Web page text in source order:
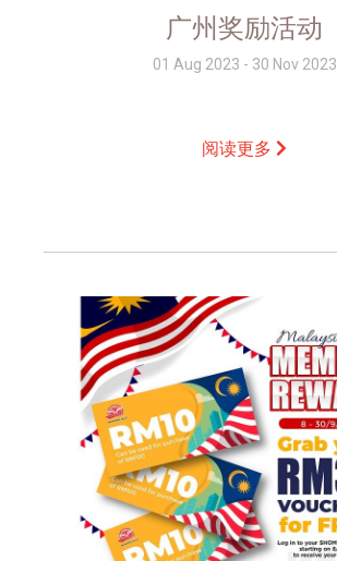
广州奖励活动
01 Aug 2023 - 30 Nov 2023
阅读更多